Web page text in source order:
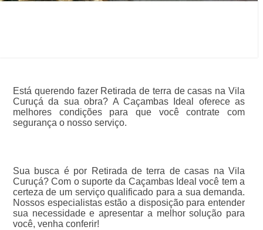
Está querendo fazer Retirada de terra de casas na Vila
Curuçá da sua obra? A Caçambas Ideal oferece as
melhores condições para que você contrate com
segurança o nosso serviço.
Sua busca é por Retirada de terra de casas na Vila
Curuçá? Com o suporte da Caçambas Ideal você tem a
certeza de um serviço qualificado para a sua demanda.
Nossos especialistas estão a disposição para entender
sua necessidade e apresentar a melhor solução para
você, venha conferir!